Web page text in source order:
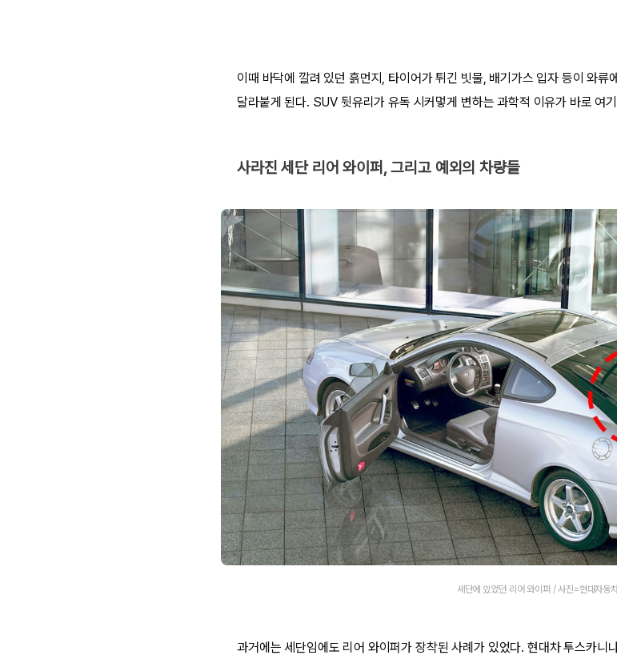
이때 바닥에 깔려 있던 흙먼지, 타이어가 튀긴 빗물, 배기가스 입자 등이 와
달라붙게 된다. SUV 뒷유리가 유독 시커멓게 변하는 과학적 이유가 바로 여
사라진 세단 리어 와이퍼, 그리고 예외의 차량들
세단에 있었던 리어 와이퍼 / 사진=현대자동
과거에는 세단임에도 리어 와이퍼가 장착된 사례가 있었다. 현대차 투스카니